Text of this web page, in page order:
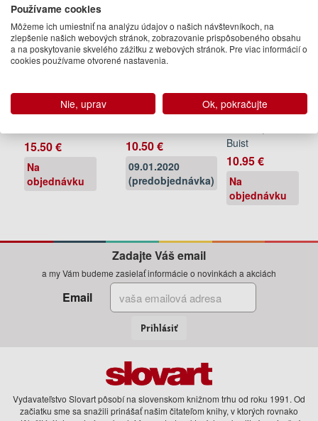
Result
Graeme
15.50 €
Na
objednávku
Result
Graeme
10.50 €
09.01.2020
(predobjednávka)
Forward
Graeme
Buist
10.95 €
Na
objednávku
Zadajte Váš email
a my Vám budeme zasielať informácie o novinkách a akciách
Email
Prihlásiť
Vydavateľstvo Slovart pôsobí na slovenskom knižnom trhu od roku 1991. Od
začiatku sme sa snažili prinášať našim čitateľom knihy, v ktorých rovnako
Používame cookies
Môžeme ich umiestniť na analýzu údajov o našich návštevníkoch, na
zlepšenie našich webových stránok, zobrazovanie prispôsobeného obsahu
a na poskytovanie skvelého zážitku z webových stránok. Pre viac informácií o
cookies používame otvorené nastavenia.
Nie, uprav Ok, pokračujte